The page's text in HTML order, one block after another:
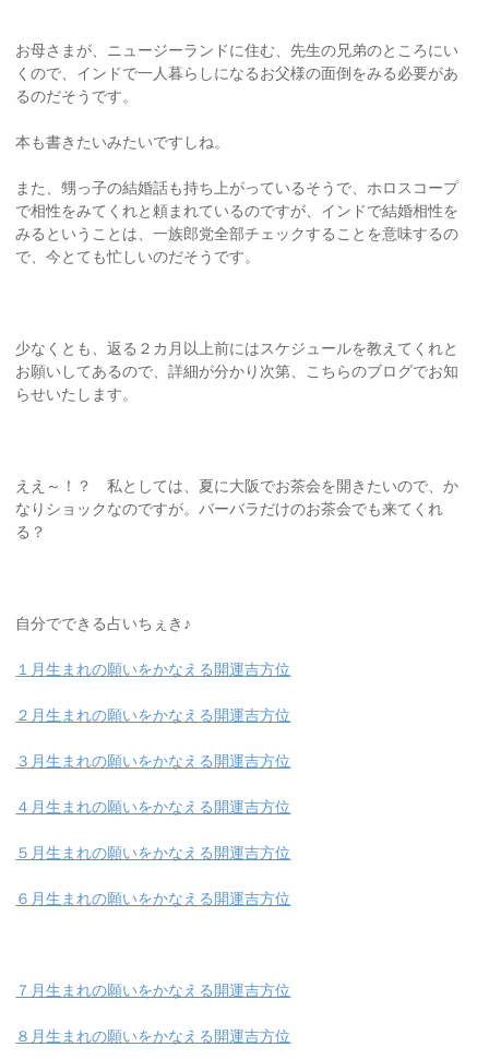
お母さまが、ニュージーランドに住む、先生の兄弟のところにい
くので、インドで一人暮らしになるお父様の面倒をみる必要があ
るのだそうです。
本も書きたいみたいですしね。
また、甥っ子の結婚話も持ち上がっているそうで、ホロスコープ
で相性をみてくれと頼まれているのですが、インドで結婚相性を
みるということは、一族郎党全部チェックすることを意味するの
で、今とても忙しいのだそうです。
少なくとも、返る２カ月以上前にはスケジュールを教えてくれと
お願いしてあるので、詳細が分かり次第、こちらのブログでお知
らせいたします。
ええ～！？ 私としては、夏に大阪でお茶会を開きたいので、か
なりショックなのですが。バーバラだけのお茶会でも来てくれ
る？
自分でできる占いちぇき♪
１月生まれの願いをかなえる開運吉方位
２月生まれの願いをかなえる開運吉方位
３月生まれの願いをかなえる開運吉方位
４月生まれの願いをかなえる開運吉方位
５月生まれの願いをかなえる開運吉方位
６月生まれの願いをかなえる開運吉方位
７月生まれの願いをかなえる開運吉方位
８月生まれの願いをかなえる開運吉方位